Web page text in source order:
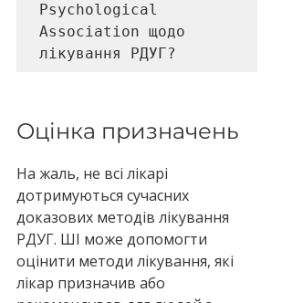
Psychological
Association щодо
лікування РДУГ?
Оцінка призначень
На жаль, не всі лікарі
дотримуються сучасних
доказових методів лікування
РДУГ. ШІ може допомогти
оцінити методи лікування, які
лікар призначив або